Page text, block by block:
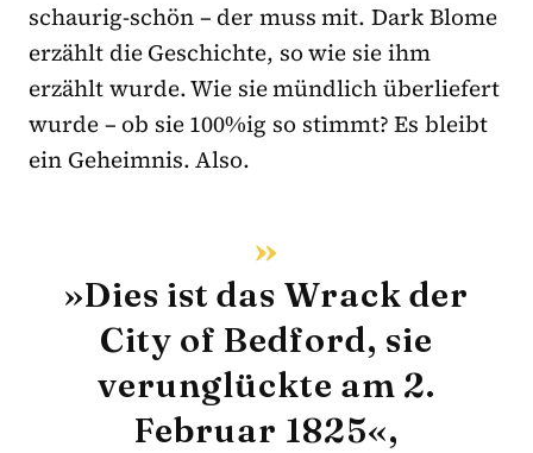
schaurig-schön – der muss mit. Dark Blome
erzählt die Geschichte, so wie sie ihm
erzählt wurde. Wie sie mündlich überliefert
wurde – ob sie 100%ig so stimmt? Es bleibt
ein Geheimnis. Also.
»Dies ist das Wrack der
City of Bedford, sie
verunglückte am 2.
Februar 1825«,